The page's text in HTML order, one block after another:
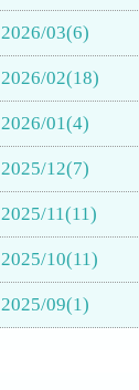
2026/03(6)
2026/02(18)
2026/01(4)
2025/12(7)
2025/11(11)
2025/10(11)
2025/09(1)